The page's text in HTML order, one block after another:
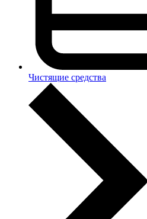
Чистящие средства